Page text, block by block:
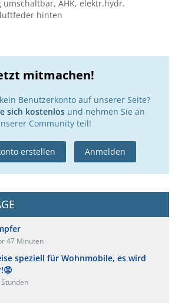
AHK, elektr.hydr.
hinten
mitmachen!
Benutzerkonto auf unserer Seite?
sich kostenlosund nehmen Sie an
Community teil!
erstellen Anmelden
47 Minuten
speziell für Wohnmobile, es wird